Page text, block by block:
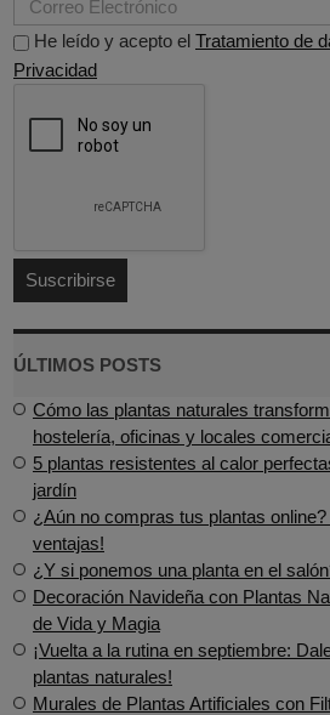
He leído y acepto el Tratamiento de
Privacidad
ÚLTIMOS POSTS
Cómo las plantas naturales
hostelería, oficinas y locales
5 plantas resistentes al calor
jardín
¿Aún no compras tus plantas online?
ventajas!
¿Y si ponemos una planta en el
Decoración Navideña con Plantas
de Vida y Magia
¡Vuelta a la rutina en septiembre:
plantas naturales!
Murales de Plantas Artificiales con